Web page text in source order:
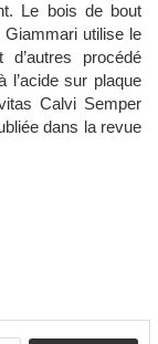
Le bois de bout
utilise le
procédé
l’acide sur plaque
Calvi Semper
dans la revue